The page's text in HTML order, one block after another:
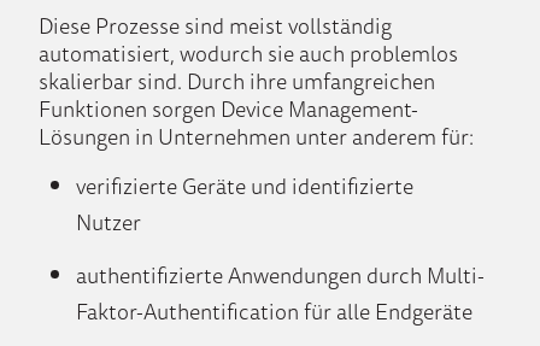
Diese Prozesse sind meist vollständig
automatisiert, wodurch sie auch problemlos
skalierbar sind. Durch ihre umfangreichen
Funktionen sorgen Device Management-
Lösungen in Unternehmen unter anderem für:
verifizierte Geräte und identifizierte
Nutzer
authentifizierte Anwendungen durch Multi-
Faktor-Authentification für alle Endgeräte